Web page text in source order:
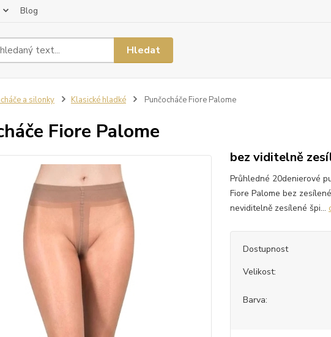
Blog
Hledat
a silonky Klasické hladké Punčocháče Fiore Palome
Fiore Palome
bez viditelně
Průhledné 20denierové
Fiore Palome bez
neviditelně zesílené špi...
Dostupnost
Velikost:
Barva: